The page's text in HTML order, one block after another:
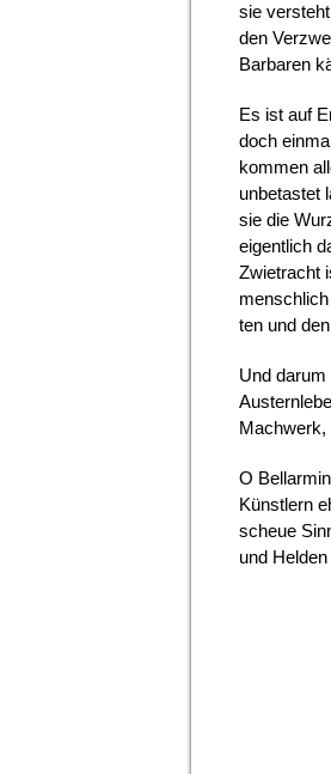
sie
den
Barbaren
Es ist auf
doch
kommen
unbetastet
sie die
eigentlich
Zwietracht
ten und
Und darum
Machwerk,
O
Künstlern
scheue
und